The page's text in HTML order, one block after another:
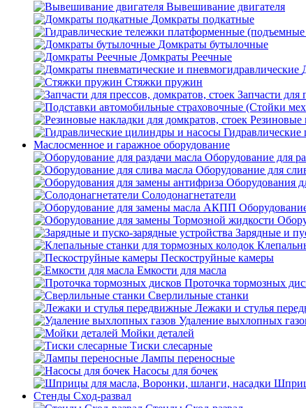
Вывешивание двигателя
Домкраты подкатные
Домкраты бутылочные
Домкраты Реечные
Стяжки пружин
Запчасти для
Резиновые
Маслосменное и гаражное оборудование
Оборудование для
Оборудование для
Оборудования
Солодонагнетатели
Зарядные и
Пескоструйные камеры
Емкости для масла
Проточка тормозных
Сверлильные станки
Лежаки и стулья
Удаление выхлопных
Мойки деталей
Тиски слесарные
Лампы переносные
Насосы для бочек
Стенды Сход-развал